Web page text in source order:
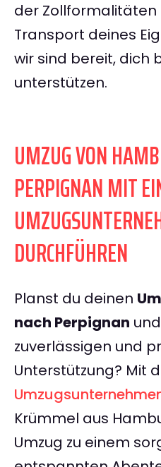
der Zollformalitäten
Transport deines
wir sind bereit, dich
unterstützen.
UMZUG VON
PERPIGNAN MIT
DURCHFÜHREN
Planst du deinen
nach Perpignan
zuverlässigen und
Unterstützung? Mit
Krümmel aus
Umzug zu einem